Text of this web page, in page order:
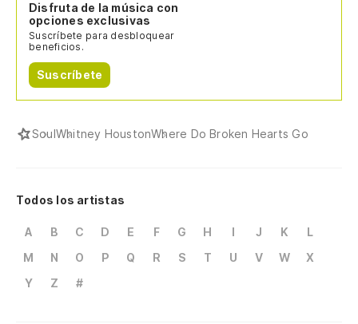
Disfruta de la música con
opciones exclusivas
Suscríbete para desbloquear
beneficios.
Suscríbete
SoulWhitney HoustonWhere Do Broken Hearts Go
Todos los artistas
A B C D E F G H I J K
L
M
N O P Q R S T U V W
X
Y
Z #